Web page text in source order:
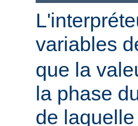
variables
que la
la phase
de